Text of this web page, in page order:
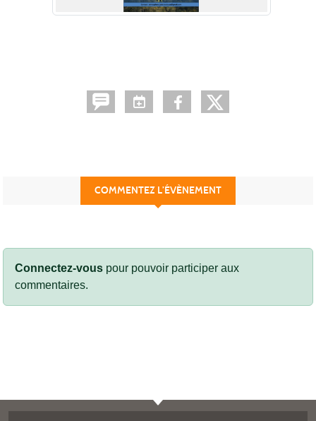
COMMENTEZ L’ÉVÈNEMENT
Connectez-vous pour pouvoir participer aux
commentaires.